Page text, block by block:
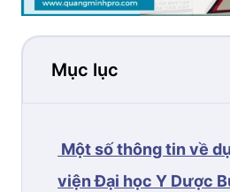
Mục lục
Một số thông tin về
viện Đại học Y Dược